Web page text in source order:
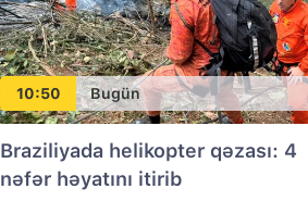
10:50 Bugün
Braziliyada helikopter qəzası: 4
nəfər həyatını itirib